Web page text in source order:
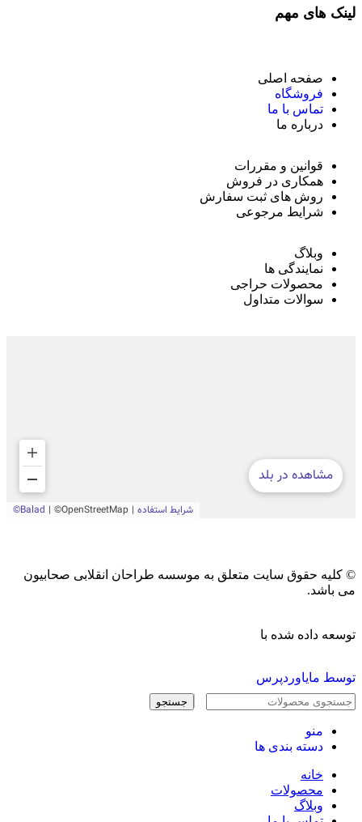
لینک های مهم
صفحه اصلی
فروشگاه
تماس با ما
درباره ما
قوانین و مقررات
همکاری در فروش
روش های ثبت سفارش
شرایط مرجوعی
وبلاگ
نمایندگی ها
محصولات حراجی
سوالات متداول
© کلیه حقوق سایت متعلق به موسسه طراحان انقلابی صحابیون
می باشد.
توسعه داده شده با
توسط مایاوردپرس
جستجو
منو
دسته بندی ها
خانه
محصولات
وبلاگ